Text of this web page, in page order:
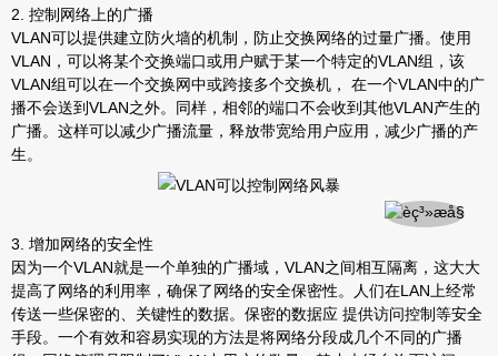
2. 控制网络上的广播
VLAN可以提供建立防火墙的机制，防止交换网络的过量广播。使用
VLAN，可以将某个交换端口或用户赋于某一个特定的VLAN组，该
VLAN组可以在一个交换网中或跨接多个交换机， 在一个VLAN中的广
播不会送到VLAN之外。同样，相邻的端口不会收到其他VLAN产生的
广播。这样可以减少广播流量，释放带宽给用户应用，减少广播的产
生。
3. 增加网络的安全性
因为一个VLAN就是一个单独的广播域，VLAN之间相互隔离，这大大
提高了网络的利用率，确保了网络的安全保密性。人们在LAN上经常
传送一些保密的、关键性的数据。保密的数据应 提供访问控制等安全
手段。一个有效和容易实现的方法是将网络分段成几个不同的广播